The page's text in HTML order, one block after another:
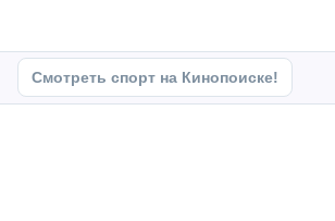
Смотреть спорт на Кинопоиске!